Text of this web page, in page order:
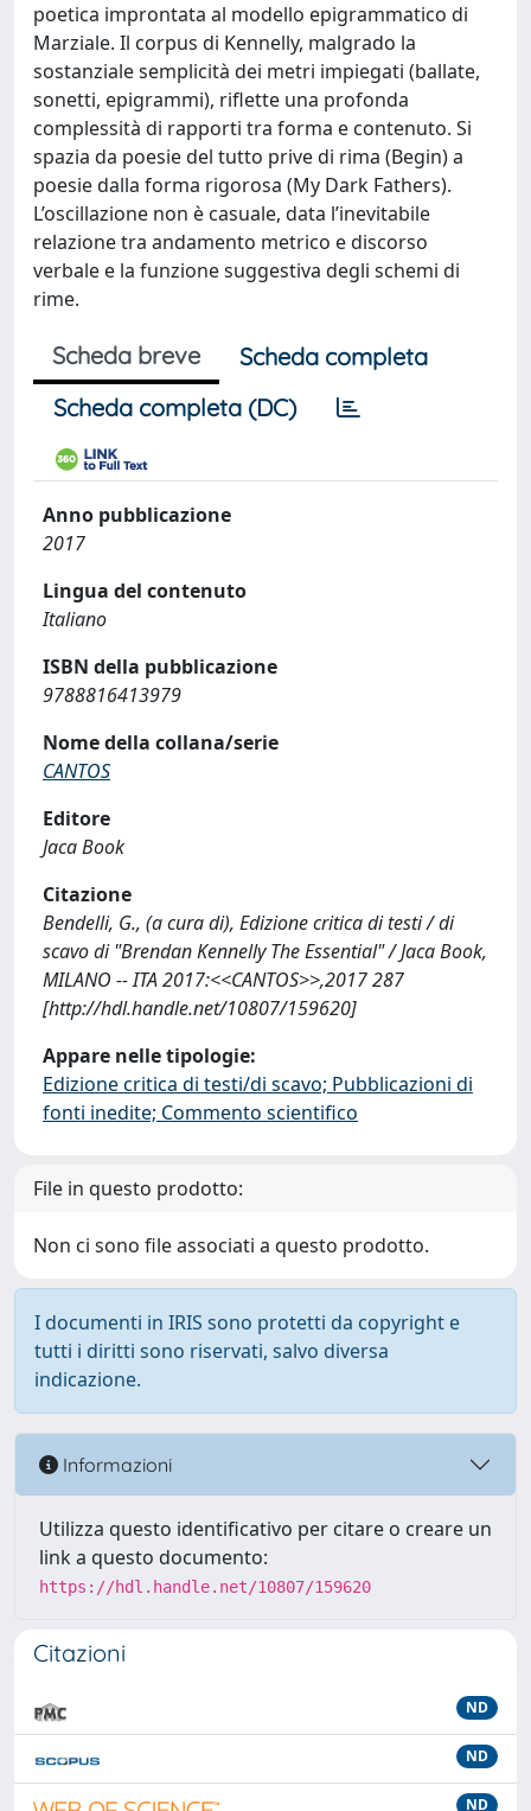
poetica improntata al modello epigrammatico di
Marziale. Il corpus di Kennelly, malgrado la
sostanziale semplicità dei metri impiegati (ballate,
sonetti, epigrammi), riflette una profonda
complessità di rapporti tra forma e contenuto. Si
spazia da poesie del tutto prive di rima (Begin) a
poesie dalla forma rigorosa (My Dark Fathers).
L’oscillazione non è casuale, data l’inevitabile
relazione tra andamento metrico e discorso
verbale e la funzione suggestiva degli schemi di
rime.
Scheda breve
Scheda completa
Scheda completa (DC)
Anno pubblicazione
2017
Lingua del contenuto
Italiano
ISBN della pubblicazione
9788816413979
Nome della collana/serie
CANTOS
Editore
Jaca Book
Citazione
Bendelli, G., (a cura di), Edizione critica di testi / di
scavo di "Brendan Kennelly The Essential" / Jaca Book,
MILANO -- ITA 2017:<<CANTOS>>,2017 287
[http://hdl.handle.net/10807/159620]
Appare nelle tipologie:
Edizione critica di testi/di scavo; Pubblicazioni di
fonti inedite; Commento scientifico
File in questo prodotto:
Non ci sono file associati a questo prodotto.
I documenti in IRIS sono protetti da copyright e
tutti i diritti sono riservati, salvo diversa
indicazione.
Informazioni
Utilizza questo identificativo per citare o creare un
link a questo documento:
https://hdl.handle.net/10807/159620
Citazioni
ND
ND
ND